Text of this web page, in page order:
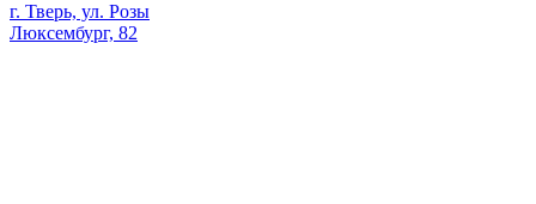
г. Тверь, ул. Розы
Люксембург, 82